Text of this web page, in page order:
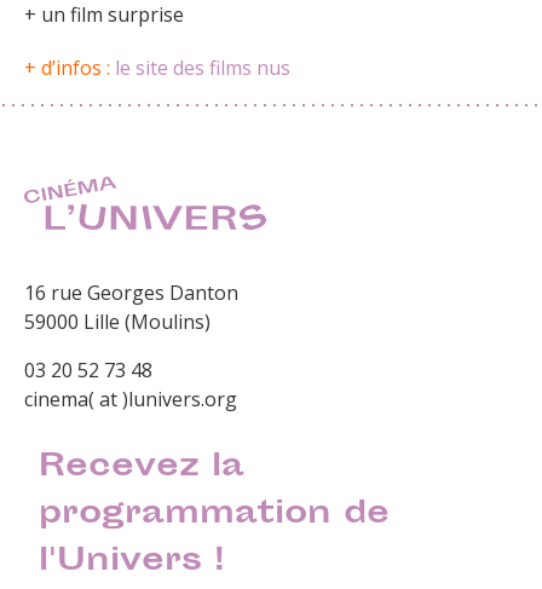
+ un film surprise
+ d’infos : le site des films nus
16 rue Georges Danton
59000 Lille (Moulins)
03 20 52 73 48
cinema( at )lunivers.org
Recevez la
programmation de
l'Univers !